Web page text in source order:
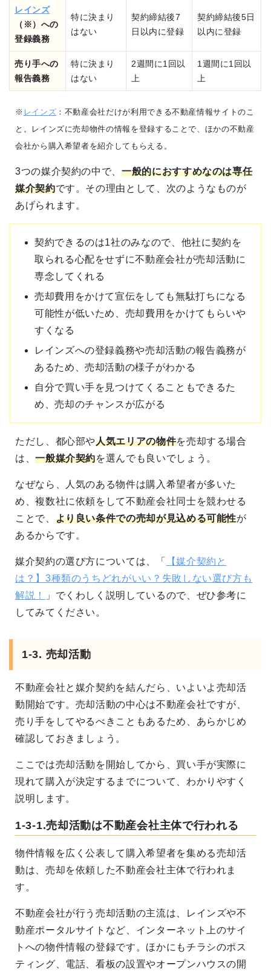
レインズ
（※）への
登録義務
特に決まり
はない
契約締結後7
日以内に登録
契約締結後5日
以内に登録
売り手への
報告義務
特に決まり
はない
2週間に1回以
上
1週間に1回以
上
※ レインズ ：不動産会社だけが利用できる不動産情報サイトのこ
と。レインズに売却物件の情報を登録することで、ほかの不動産
会社から購入希望者を紹介してもらえる。
3つの媒介契約の中で、一般的におすすめなのは専任
媒介契約です。その理由として、次のようなものが
あげられます。
契約できるのは1社のみなので、他社に契約を
取られる心配をせずに不動産会社が売却活動に
専念してくれる
売却費用をかけて宣伝をしても無駄打ちになる
可能性が低いため、売却費用をかけてもらいや
すくなる
レインズへの登録義務や売却活動の報告義務が
あるため、売却活動の様子がわかる
自分で買い手を見つけてくることもできるた
め、売却のチャンスが広がる
ただし、 都心部や人気エリアの物件を売却する場合
は、一般媒介契約を選んでも良いでしょう。
なぜなら、
人気のある物件は購入希望者が多いた
め、複数社に依頼をして不動産会社同士を競わせる
ことで、 より良い条件での売却が見込める可能性が
あるからです。
媒介契約の選び方については、「
【媒介契約と
は？】3種類のうちどれがいい？失敗しない選び方も
解説！
」でくわしく説明しているので、ぜひ参考に
してみてください。
1-3. 売却活動
不動産会社と媒介契約を結んだら、いよいよ売却活
動開始です。売却活動の中心は不動産会社ですが、
売り手をしてやるべきこともあるため、あらかじめ
確認しておきましょう。
ここでは売却活動を開始してから、買い手が実際に
現れて購入が決定するまでについて、わかりやすく
説明します。
1-3-1.売却活動は不動産会社主体で行われる
物件情報を広く公表して購入希望者を集める売却活
動は、売却を依頼した不動産会社主体で行われま
す。
不動産会社が行う売却活動の主流は、レインズや不
動産ポータルサイトなど、インターネット上のサイ
トへの物件情報の登録です。ほかにもチラシのポス
ティング、電話、看板の設置やオープンハウスの開